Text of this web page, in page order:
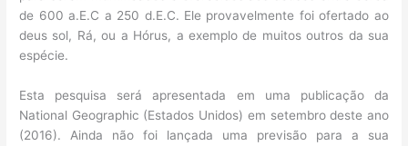
de 600 a.E.C a 250 d.E.C. Ele provavelmente foi ofertado ao
deus sol, Rá, ou a Hórus, a exemplo de muitos outros da sua
espécie.
Esta pesquisa será apresentada em uma publicação da
National Geographic (Estados Unidos) em setembro deste ano
(2016). Ainda não foi lançada uma previsão para a sua